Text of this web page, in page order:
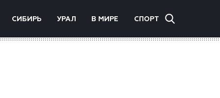
СИБИРЬ УРАЛ В МИРЕ СПОРТ